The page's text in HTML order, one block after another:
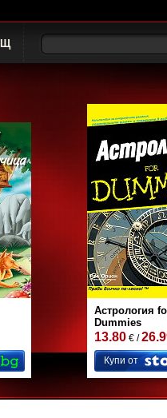
Астрология
Dummies
13.80 € /
Купи от